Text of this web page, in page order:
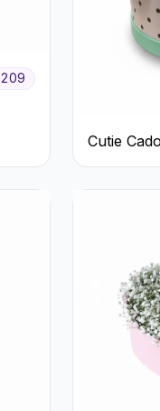
209
Cutie
Prosecco